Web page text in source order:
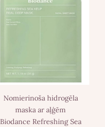
Nomierinoša hidrogēla
maska ​​ar aļģēm
Biodance Refreshing Sea